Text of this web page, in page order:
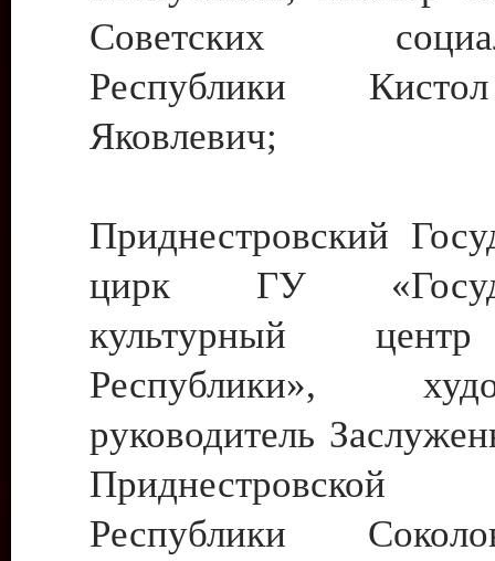
Советских
Республики
Яковлевич;
Приднестровский
цирк ГУ
культурный
Республики»,
руководитель
Приднестровской
Республики